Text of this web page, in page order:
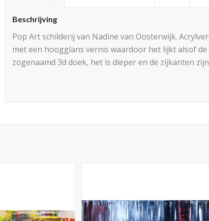
Beschrijving
Pop Art schilderij van Nadine van Oosterwijk.
met een hoogglans vernis waardoor het lijkt alsof
zogenaamd 3d doek, het is dieper en de zijkanten